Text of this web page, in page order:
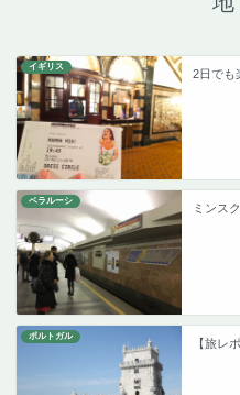
イギリス
2日でも
ベラルーシ
ミンス
ポルトガル
【旅レ